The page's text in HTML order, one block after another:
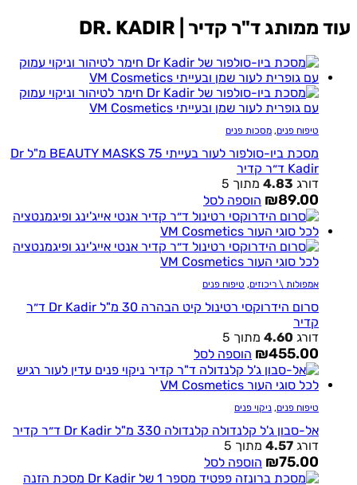
עוד ממותג ד"ר קדיר | DR. KADIR
טיפוח פנים, מסכות פנים
מסכת ביו-סולפור לעור בעייתי BEAUTY MASKS 75 מ"ל Dr
Kadir ד״ר קדיר
דורג 4.83 מתוך 5
₪89.00 הוספה לסל
אמפולות \ ריכוזים, טיפוח פנים
סרום הידרוקסי רטינול קיט הבהרה 30 מ"ל Dr Kadir ד״ר
קדיר
דורג 4.60 מתוך 5
₪455.00 הוספה לסל
טיפוח פנים, ניקוי פנים
אל-סבון ג'ל קלנדולה קלנדולה 330 מ"ל Dr Kadir ד״ר קדיר
דורג 4.57 מתוך 5
₪75.00 הוספה לסל